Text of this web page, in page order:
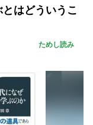
はどういうこ
ためし読み